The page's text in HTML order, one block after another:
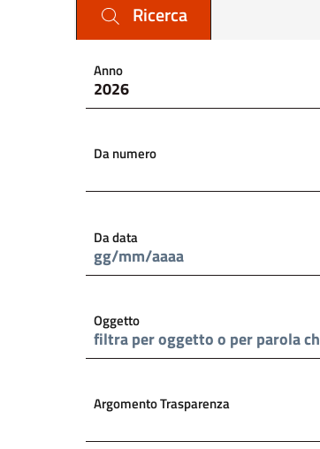
Ricerca
Anno
Da numero
Da data
Oggetto
Argomento Trasparenza